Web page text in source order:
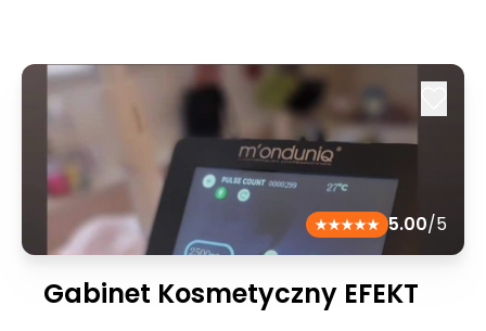
5.00/5
Gabinet Kosmetyczny EFEKT